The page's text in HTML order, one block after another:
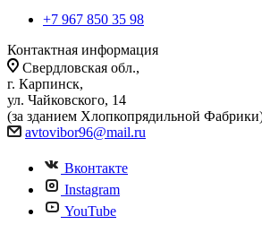
+7 967 850 35 98
Контактная информация
Свердловская обл.,
г. Карпинск,
ул. Чайковского, 14
(за зданием Хлопкопрядильной
avtovibor96@mail.ru
Вконтакте
Instagram
YouTube